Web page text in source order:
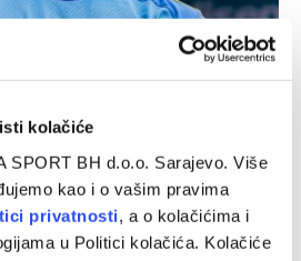
kolačiće
SPORT BH d.o.o. Sarajevo. Više
kao i o vašim pravima
privatnosti, a o kolačićima i
u Politici kolačića. Kolačiće
Leeds doveo treće